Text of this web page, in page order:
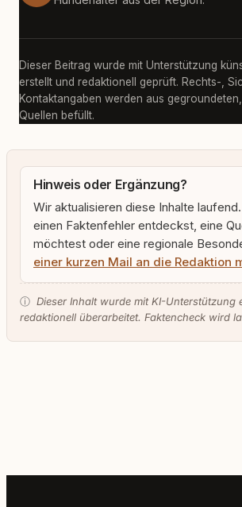
Dieser Beitrag wurde mit Unterstützung
erstellt und redaktionell geprüft. Rechts-,
Kontaktangaben werden aus
Quellen befüllt.
Hinweis oder Ergänzung?
Wir aktualisieren diese Inhalte
einen Faktenfehler entdeckst, eine
möchtest oder eine regionale
einer kurzen Mail an die Redaktion
ⓘ Dieser Inhalt wurde mit KI-Unterstützung
redaktionell überarbeitet. Faktencheck wird